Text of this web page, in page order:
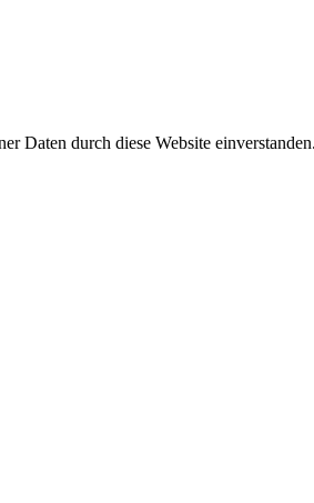
Daten durch diese Website einverstanden.